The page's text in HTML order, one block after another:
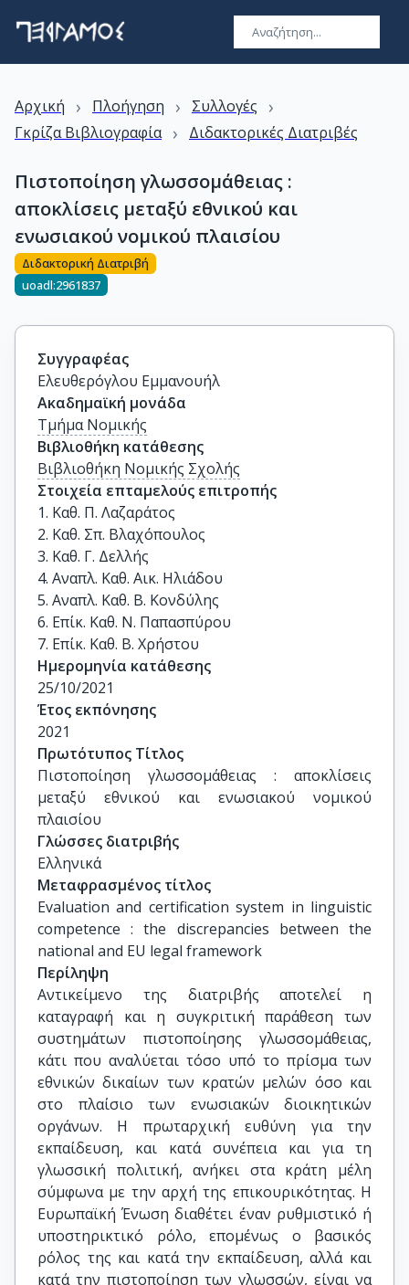
Αρχική › Πλοήγηση › Συλλογές ›
Γκρίζα Βιβλιογραφία › Διδακτορικές Διατριβές
Πιστοποίηση γλωσσομάθειας :
αποκλίσεις μεταξύ εθνικού και
ενωσιακού νομικού πλαισίου
Διδακτορική Διατριβή
uoadl:2961837
Συγγραφέας
Ελευθερόγλου Εμμανουήλ
Ακαδημαϊκή μονάδα
Τμήμα Νομικής
Βιβλιοθήκη κατάθεσης
Βιβλιοθήκη Νομικής Σχολής
Στοιχεία επταμελούς επιτροπής
1. Καθ. Π. Λαζαράτος
2. Καθ. Σπ. Βλαχόπουλος
3. Καθ. Γ. Δελλής
4. Αναπλ. Καθ. Αικ. Ηλιάδου
5. Αναπλ. Καθ. Β. Κονδύλης
6. Επίκ. Καθ. Ν. Παπασπύρου
7. Επίκ. Καθ. Β. Χρήστου
Ημερομηνία κατάθεσης
25/10/2021
Έτος εκπόνησης
2021
Πρωτότυπος Τίτλος
Πιστοποίηση γλωσσομάθειας : αποκλίσεις
μεταξύ εθνικού και ενωσιακού νομικού
πλαισίου
Γλώσσες διατριβής
Ελληνικά
Μεταφρασμένος τίτλος
Evaluation and certification system in linguistic
competence : the discrepancies between the
national and EU legal framework
Περίληψη
Αντικείμενο της διατριβής αποτελεί η
καταγραφή και η συγκριτική παράθεση των
συστημάτων πιστοποίησης γλωσσομάθειας,
κάτι που αναλύεται τόσο υπό το πρίσμα των
εθνικών δικαίων των κρατών μελών όσο και
στο πλαίσιο των ενωσιακών διοικητικών
οργάνων. Η πρωταρχική ευθύνη για την
εκπαίδευση, και κατά συνέπεια και για τη
γλωσσική πολιτική, ανήκει στα κράτη μέλη
σύμφωνα με την αρχή της επικουρικότητας. Η
Ευρωπαϊκή Ένωση διαθέτει έναν ρυθμιστικό ή
υποστηρικτικό ρόλο, επομένως ο βασικός
ρόλος της και κατά την εκπαίδευση, αλλά και
κατά την πιστοποίηση των γλωσσών, είναι να